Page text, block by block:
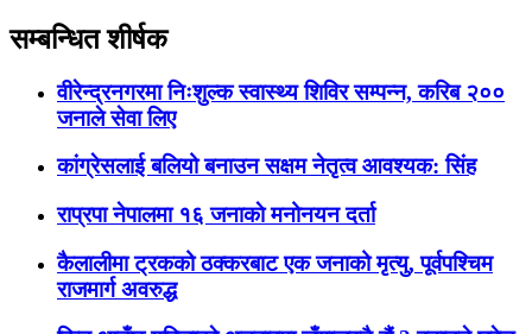
सम्बन्धित शीर्षक
वीरेन्द्रनगरमा निःशुल्क स्वास्थ्य शिविर सम्पन्न, करिब २००
जनाले सेवा लिए
कांग्रेसलाई बलियो बनाउन सक्षम नेतृत्व आवश्यक: सिंह
राप्रपा नेपालमा १६ जनाकाे मनोनयन दर्ता
कैलालीमा ट्रकको ठक्करबाट एक जनाको मृत्यु, पूर्वपश्चिम
राजमार्ग अवरुद्ध